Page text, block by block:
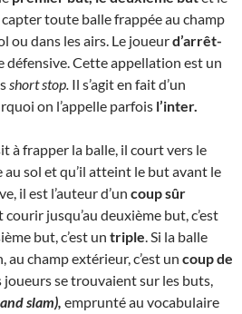
toute balle frappée au champ
ou dans les airs. Le joueurd’arrêt-
défensive. Cette appellation est un
short stop. Il s’agit en fait d’un
on l’appelle parfois l’inter.
à frapper la balle, il court vers le
sol et qu’il atteint le but avant le
il est l’auteur d’un coup sûr
jusqu’au deuxième but, c’est
but, c’est un triple. Si la balle
champ extérieur, c’est un coup de
joueurs se trouvaient sur les buts,
slam), emprunté au vocabulaire